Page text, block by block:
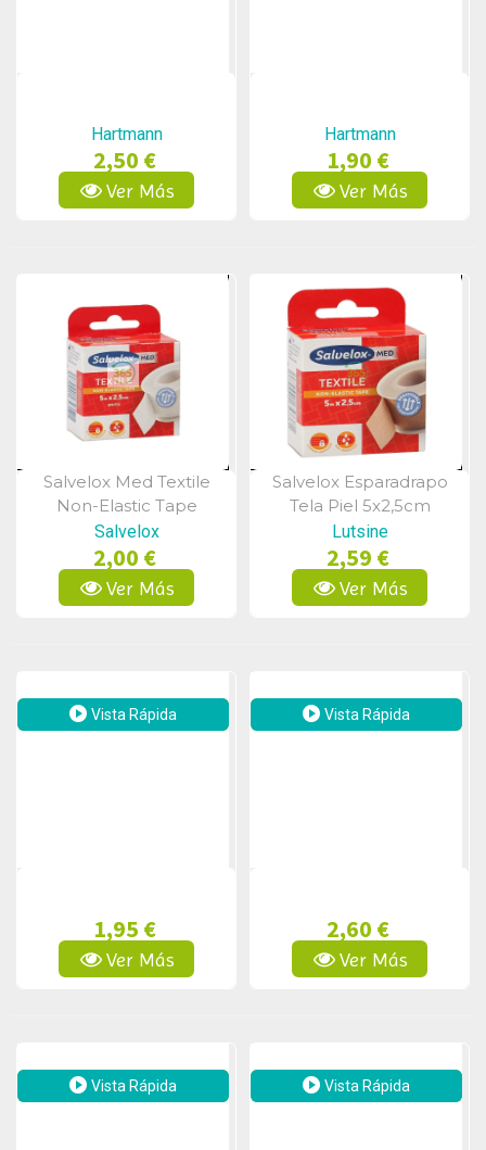
Hartmann
2,50 €
Ver Más
Hartmann
1,90 €
Ver Más
Vista Rápida
Salvelox Med Textile
Non-Elastic Tape
2,5cmx5m
Salvelox
2,00 €
Ver Más
Vista Rápida
Salvelox Esparadrapo
Tela Piel 5x2,5cm
Lutsine
2,59 €
Ver Más
Vista Rápida
1,95 €
Ver Más
Vista Rápida
2,60 €
Ver Más
Vista Rápida Vista Rápida